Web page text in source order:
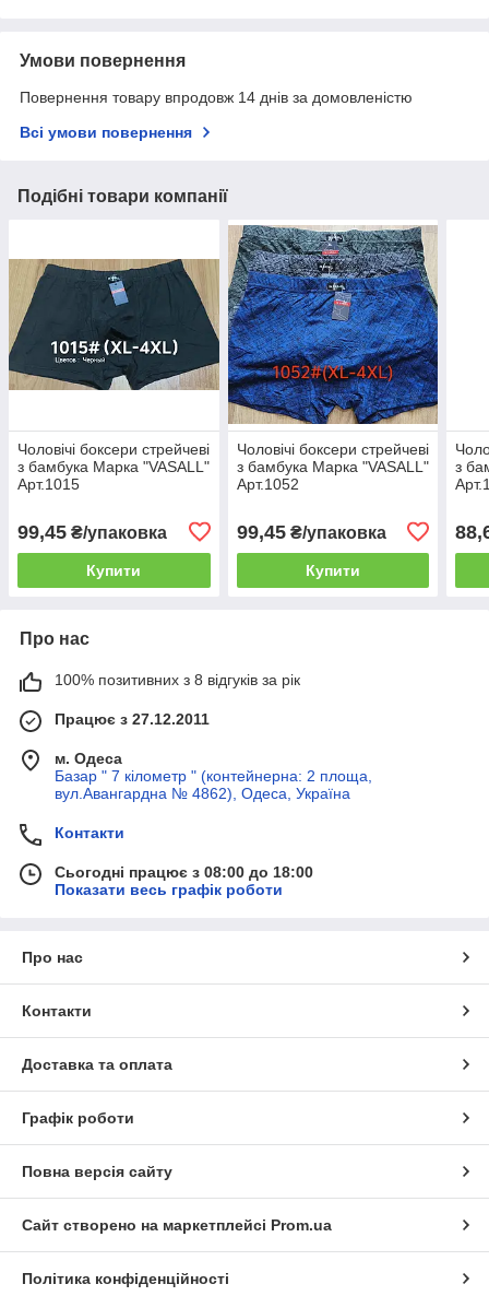
Умови повернення
Повернення товару впродовж 14 днів за домовленістю
Всі умови повернення
Подібні товари компанії
Чоловічі боксери стрейчеві
з бамбука Марка "VASALL"
Арт.1015
99,45 ₴/упаковка
Купити
Чоловічі боксери стрейчеві
з бамбука Марка "VASALL"
Арт.1052
99,45₴/упаковка
Купити
з
Про нас
100% позитивних з 8 відгуків за рік
Працює з 27.12.2011
м. Одеса
Базар " 7 кілометр " (контейнерна: 2 площа,
вул.Авангардна № 4862), Одеса, Україна
Контакти
Сьогодні працює з 08:00 до 18:00
Показати весь графік роботи
Про нас
Контакти
Доставка та оплата
Графік роботи
Повна версія сайту
Сайт створено на маркетплейсі Prom.ua
Політика конфіденційності